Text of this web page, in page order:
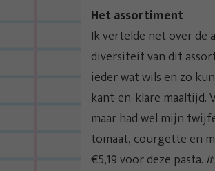
Het assortiment
Ik vertelde net over de
diversiteit van dit
ieder wat wils en zo
kant-en-klare maaltijd.
maar had wel mijn
tomaat, courgette en
€5,19 voor deze pasta.